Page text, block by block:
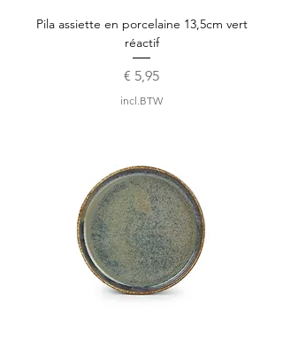
Pila assiette en porcelaine 13,5cm vert
réactif
Prijs
€ 5,95
incl.BTW